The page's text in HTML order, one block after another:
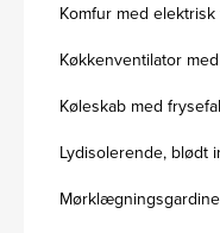
Komfur med
Køkkenventilator
Køleskab med
Lydisolerende, blødt